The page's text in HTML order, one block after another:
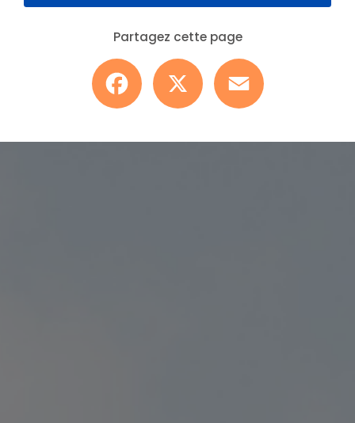
Partagez cette page
Facebook